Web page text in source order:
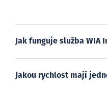
Jak funguje služba WIA
Jakou rychlost mají